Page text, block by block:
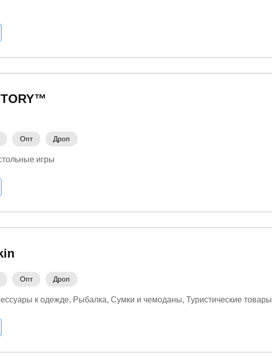
Опт Дроп
игры
Опт Дроп
к одежде Рыбалка Сумки и чемоданы Туристические товары